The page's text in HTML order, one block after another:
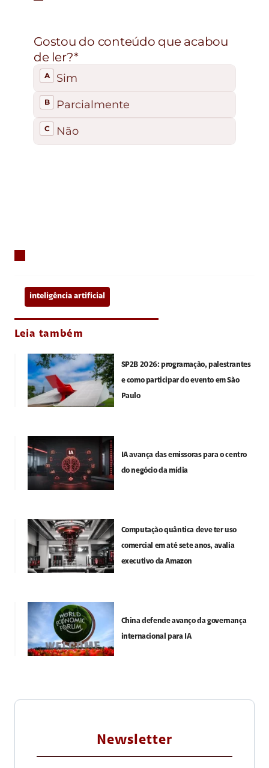
inteligência artificial
Leia também
SP2B 2026: programação, palestrantes
e como participar do evento em São
Paulo
IA avança das emissoras para o centro
do negócio da mídia
Computação quântica deve ter uso
comercial em até sete anos, avalia
executivo da Amazon
China defende avanço da governança
internacional para IA
Newsletter